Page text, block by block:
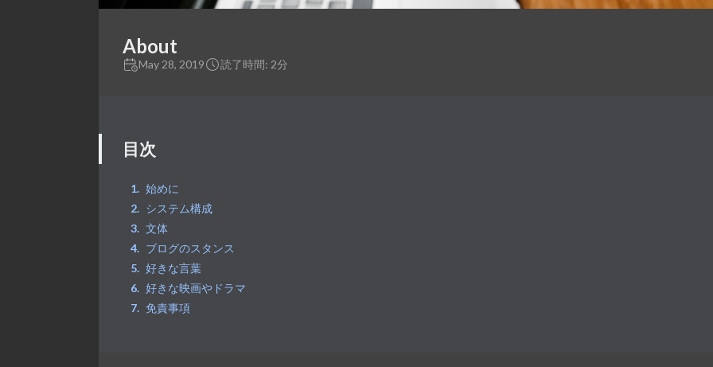
About
May 28, 2019 読了時間: 2分
目次
始めに
システム構成
文体
ブログのスタンス
好きな言葉
好きな映画やドラマ
免責事項